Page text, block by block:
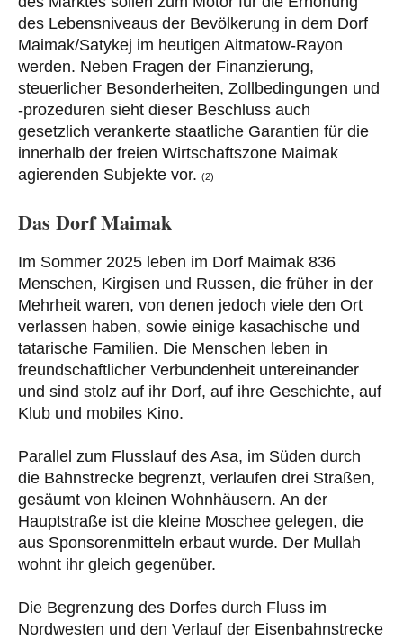
des Lebensniveaus der Bevölkerung in dem Dorf
Maimak/Satykej im heutigen Aitmatow-Rayon
werden. Neben Fragen der Finanzierung,
steuerlicher Besonderheiten, Zollbedingungen und
-prozeduren sieht dieser Beschluss auch
gesetzlich verankerte staatliche Garantien für die
innerhalb der freien Wirtschaftszone Maimak
agierenden Subjekte vor. (2)
Das Dorf Maimak
Im Sommer 2025 leben im Dorf Maimak 836
Menschen, Kirgisen und Russen, die früher in der
Mehrheit waren, von denen jedoch viele den Ort
verlassen haben, sowie einige kasachische und
tatarische Familien. Die Menschen leben in
freundschaftlicher Verbundenheit untereinander
und sind stolz auf ihr Dorf, auf ihre Geschichte, auf
Klub und mobiles Kino.
Parallel zum Flusslauf des Asa, im Süden durch
die Bahnstrecke begrenzt, verlaufen drei Straßen,
gesäumt von kleinen Wohnhäusern. An der
Hauptstraße ist die kleine Moschee gelegen, die
aus Sponsorenmitteln erbaut wurde. Der Mullah
wohnt ihr gleich gegenüber.
Die Begrenzung des Dorfes durch Fluss im
Nordwesten und den Verlauf der Eisenbahnstrecke